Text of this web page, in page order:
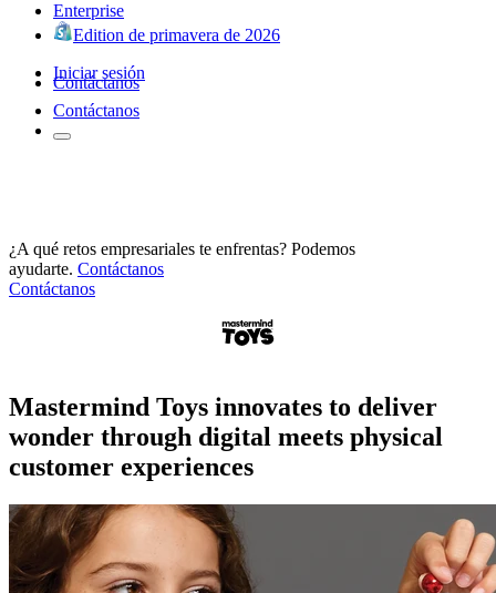
Enterprise
Edition de primavera de 2026
Iniciar sesión
Contáctanos
Contáctanos
¿A qué retos empresariales te enfrentas? Podemos
ayudarte. Contáctanos
Contáctanos
Mastermind Toys innovates to deliver
wonder through digital meets physical
customer experiences